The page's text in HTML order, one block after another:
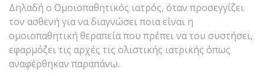
Δηλαδή ο Ομοιοπαθητικός ιατρός, όταν προσεγγίζει
τον ασθενή για να διαγνώσει ποια είναι η
ομοιοπαθητική θεραπεία που πρέπει να του συστήσει,
εφαρμόζει τις αρχές τις ολιστικής ιατρικής όπως
αναφέρθηκαν παραπάνω.